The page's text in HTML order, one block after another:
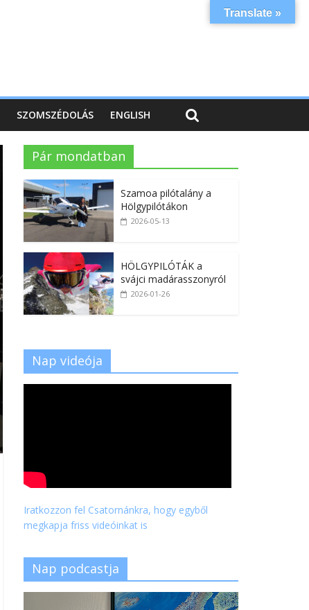
SZOMSZÉDOLÁS ENGLISH
Pár mondatban
Szamoa pilótalány a
Hölgypilótákon
2026-05-13
HÖLGYPILÓTÁK a
svájci madárasszonyról
2026-01-26
Nap videója
Iratkozzon fel Csatornánkra, hogy egyből
megkapja friss videóinkat is
Nap podcastja
Translate »